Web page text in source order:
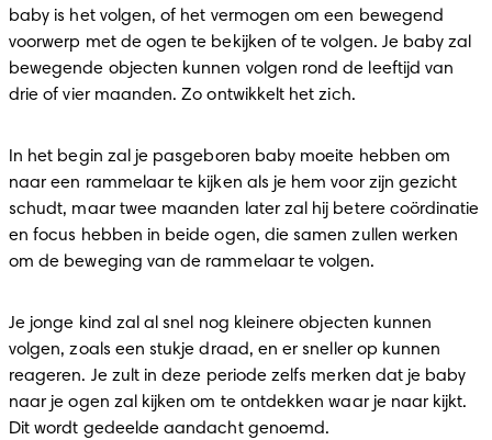
baby is het volgen, of het vermogen om een bewegend
voorwerp met de ogen te bekijken of te volgen. Je baby zal
bewegende objecten kunnen volgen rond de leeftijd van
drie of vier maanden. Zo ontwikkelt het zich.
In het begin zal je pasgeboren baby moeite hebben om
naar een rammelaar te kijken als je hem voor zijn gezicht
schudt, maar twee maanden later zal hij betere coördinatie
en focus hebben in beide ogen, die samen zullen werken
om de beweging van de rammelaar te volgen.
Je jonge kind zal al snel nog kleinere objecten kunnen
volgen, zoals een stukje draad, en er sneller op kunnen
reageren. Je zult in deze periode zelfs merken dat je baby
naar je ogen zal kijken om te ontdekken waar je naar kijkt.
Dit wordt gedeelde aandacht genoemd.